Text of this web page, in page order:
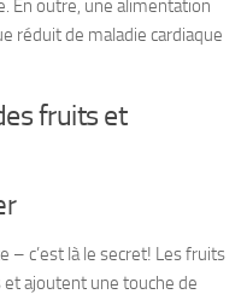
En outre, une alimentation
réduit de maladie cardiaque
fruits et
– c’est là le secret! Lesfruits
ajoutent une touche de